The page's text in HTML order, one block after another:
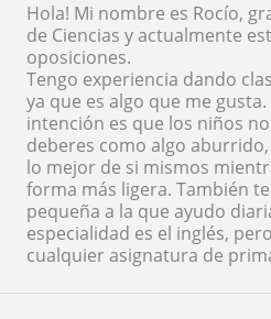
Hola! Mi nombre es Rocío,
de Ciencias y actualmente
oposiciones.
Tengo experiencia dando
ya que es algo que me
intención es que los niños
deberes como algo
lo mejor de si mismos
forma más ligera. También
pequeña a la que ayudo
especialidad es el inglés,
cualquier asignatura de